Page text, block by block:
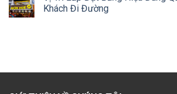
Khách Đi Đường